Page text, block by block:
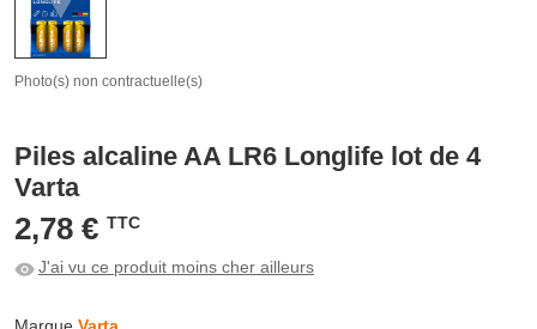
Photo(s) non contractuelle(s)
Piles alcaline AA LR6 Longlife lot de 4
Varta
2,78 € TTC
J'ai vu ce produit moins cher ailleurs
Marque Varta